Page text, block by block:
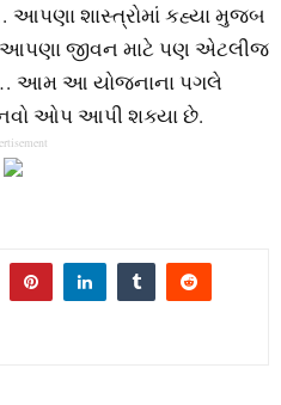
આપણા શાસ્ત્રોમાં કહ્યા મુજબ
આપણા જીવન માટે પણ એટલીજ
આમ આ યોજનાના પગલે
નવો ઓપ આપી શક્યા છે.